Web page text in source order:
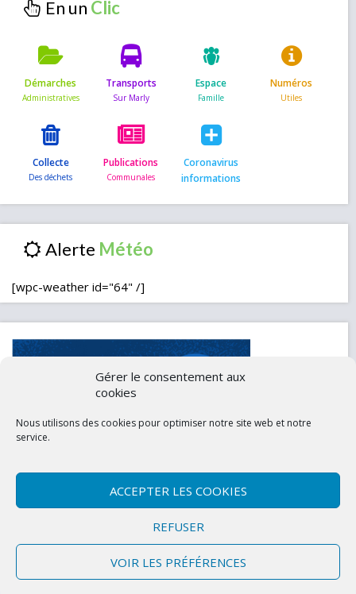
Gérer le consentement aux
cookies
Nous utilisons des cookies pour optimiser notre site web et notre
service.
ACCEPTER LES COOKIES
REFUSER
VOIR LES PRÉFÉRENCES
En un
Démarches Transports Espace Numéros
Collecte Publications
Coronavirus
informations
Alerte
[wpc-weather id="64" /]
Politique de confidentialité (UE)
Copyright © 2026 Marly-la-Ville
Site conçu et développé par l'Union des